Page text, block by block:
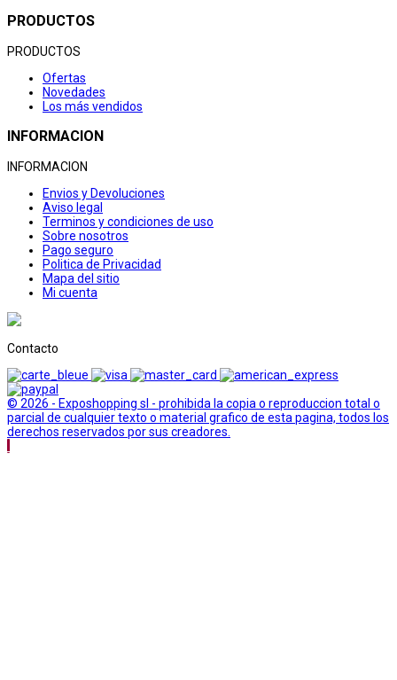
PRODUCTOS
PRODUCTOS
Ofertas
Novedades
Los más vendidos
INFORMACION
INFORMACION
Envios y Devoluciones
Aviso legal
Terminos y condiciones de uso
Sobre nosotros
Pago seguro
Politica de Privacidad
Mapa del sitio
Mi cuenta
Contacto
© 2026 - Exposhopping sl - prohibida la copia o reproduccion total o
parcial de cualquier texto o material grafico de esta pagina, todos los
derechos reservados por sus creadores.